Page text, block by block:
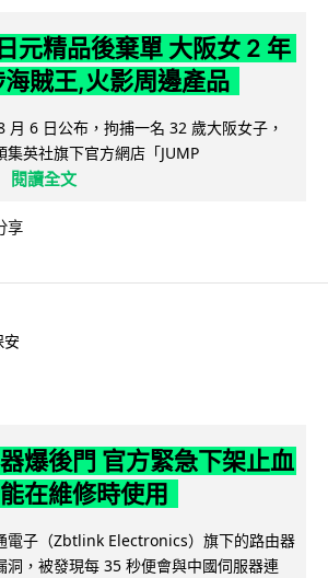
元精品後棄單 大阪女 2 年
賊王,火影周邊產品
月 6 日公布，拘捕一名 32 歲大阪女子，
英社旗下官方網店「JUMP
閱讀全文
享
安
爆後門 官方緊急下架止血
在維修時使用
電子（Zbtlink Electronics）旗下的路由器
洞，被發現每 35 秒便會與中國伺服器連